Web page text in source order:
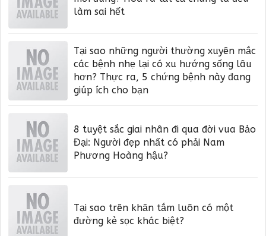
làm sai hết
Tại sao những người thường xuyên mắc
các bệnh nhẹ lại có xu hướng sống lâu
hơn? Thực ra, 5 chứng bệnh này đang
giúp ích cho bạn
8 tuyệt sắc giai nhân đi qua đời vua Bảo
Đại: Người đẹp nhất có phải Nam
Phương Hoàng hậu?
Tại sao trên khăn tắm luôn có một
đường kẻ sọc khác biệt?